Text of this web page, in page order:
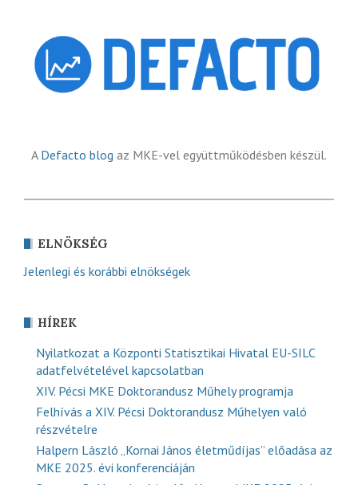
A Defacto blog az MKE-vel együttműködésben készül.
ELNÖKSÉG
Jelenlegi és korábbi elnökségek
HÍREK
Nyilatkozat a Központi Statisztikai Hivatal EU-SILC
adatfelvételével kapcsolatban
XIV. Pécsi MKE Doktorandusz Műhely programja
Felhívás a XIV. Pécsi Doktorandusz Műhelyen való
részvételre
Halpern László „Kornai János életműdíjas” előadása az
MKE 2025. évi konferenciáján